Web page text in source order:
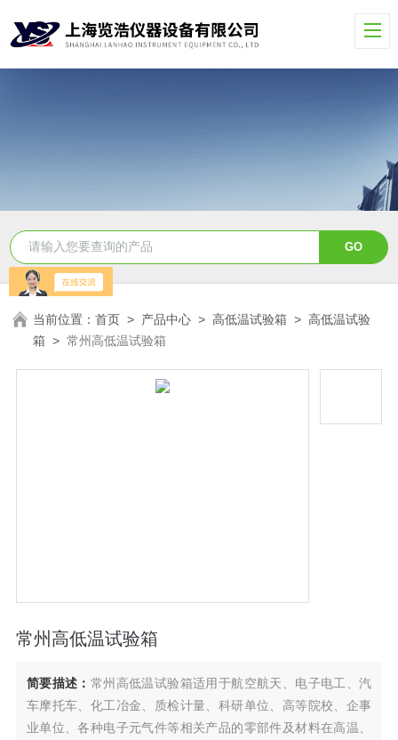
当前位置：首页 > 产品中心 >高低温试验箱 >高低温试验
箱 >常州高低温试验箱
常州高低温试验箱
简要描述： 常州高低温试验箱适用于航空航天、电子电工、汽
车摩托车、化工冶金、质检计量、科研单位、高等院校、企事
业单位、各种电子元气件等相关产品的零部件及材料在高温、